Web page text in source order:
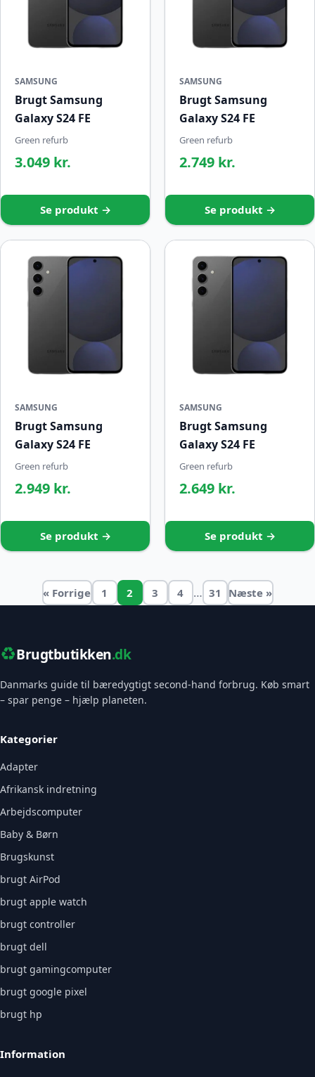
SAMSUNG
Brugt Samsung
Galaxy S24 FE
Green refurb
3.049 kr.
Se produkt →
SAMSUNG
Brugt Samsung
Galaxy S24 FE
Green refurb
2.749 kr.
Se produkt →
SAMSUNG
Brugt Samsung
Galaxy S24 FE
Green refurb
2.949 kr.
Se produkt →
SAMSUNG
Brugt Samsung
Galaxy S24 FE
Green refurb
2.649 kr.
Se produkt →
« Forrige 1 2 3 4 … 31 Næste »
♻️Brugtbutikken.dk
Danmarks guide til bæredygtigt second-hand forbrug. Køb smart
– spar penge – hjælp planeten.
Kategorier
Adapter
Afrikansk indretning
Arbejdscomputer
Baby & Børn
Brugskunst
brugt AirPod
brugt apple watch
brugt controller
brugt dell
brugt gamingcomputer
brugt google pixel
brugt hp
Information